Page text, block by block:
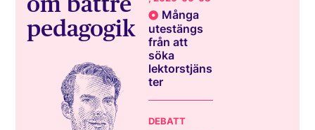
pedagogik
Många
utestängs
från att
söka
lektorstjäns
ter
DEBATT